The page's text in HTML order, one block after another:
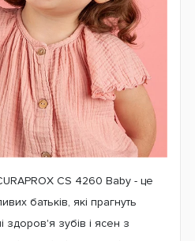
CS 4260 Baby - це
батьків, які прагнуть
здоров'я зубів і ясен з